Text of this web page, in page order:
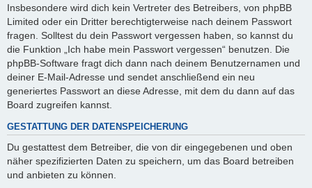
Insbesondere wird dich kein Vertreter des Betreibers, von phpBB
Limited oder ein Dritter berechtigterweise nach deinem Passwort
fragen. Solltest du dein Passwort vergessen haben, so kannst du
die Funktion „Ich habe mein Passwort vergessen“ benutzen. Die
phpBB-Software fragt dich dann nach deinem Benutzernamen und
deiner E-Mail-Adresse und sendet anschließend ein neu
generiertes Passwort an diese Adresse, mit dem du dann auf das
Board zugreifen kannst.
GESTATTUNG DER DATENSPEICHERUNG
Du gestattest dem Betreiber, die von dir eingegebenen und oben
näher spezifizierten Daten zu speichern, um das Board betreiben
und anbieten zu können.